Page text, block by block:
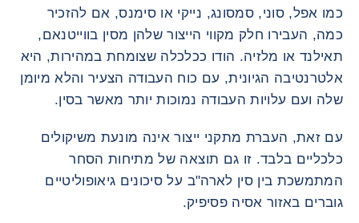
כמו אפל, סוני, סמסונג, נייקי או סימנס, אם להזכיר
כמה, העבירו חלק מקווי הייצור שלהן מסין בווייטנאם,
תאילנד או מלזיה. הודו ככלכלה שצומחת במהירות, היא
אלטרנטיבה הגיונית, עם כוח העבודה הצעיר והלא מיומן
שלה ועם עלויות העבודה נמוכות יותר מאשר בסין.
עם זאת, העברת מתקני ייצור אינה מונעת משיקולים
כלכליים בלבד. זו גם תוצאה של מתיחות הסחר
המתמשכת בין סין לארה"ב על סיכונים גיאופוליטיים
גוברים באזור אסיה פסיפיק.